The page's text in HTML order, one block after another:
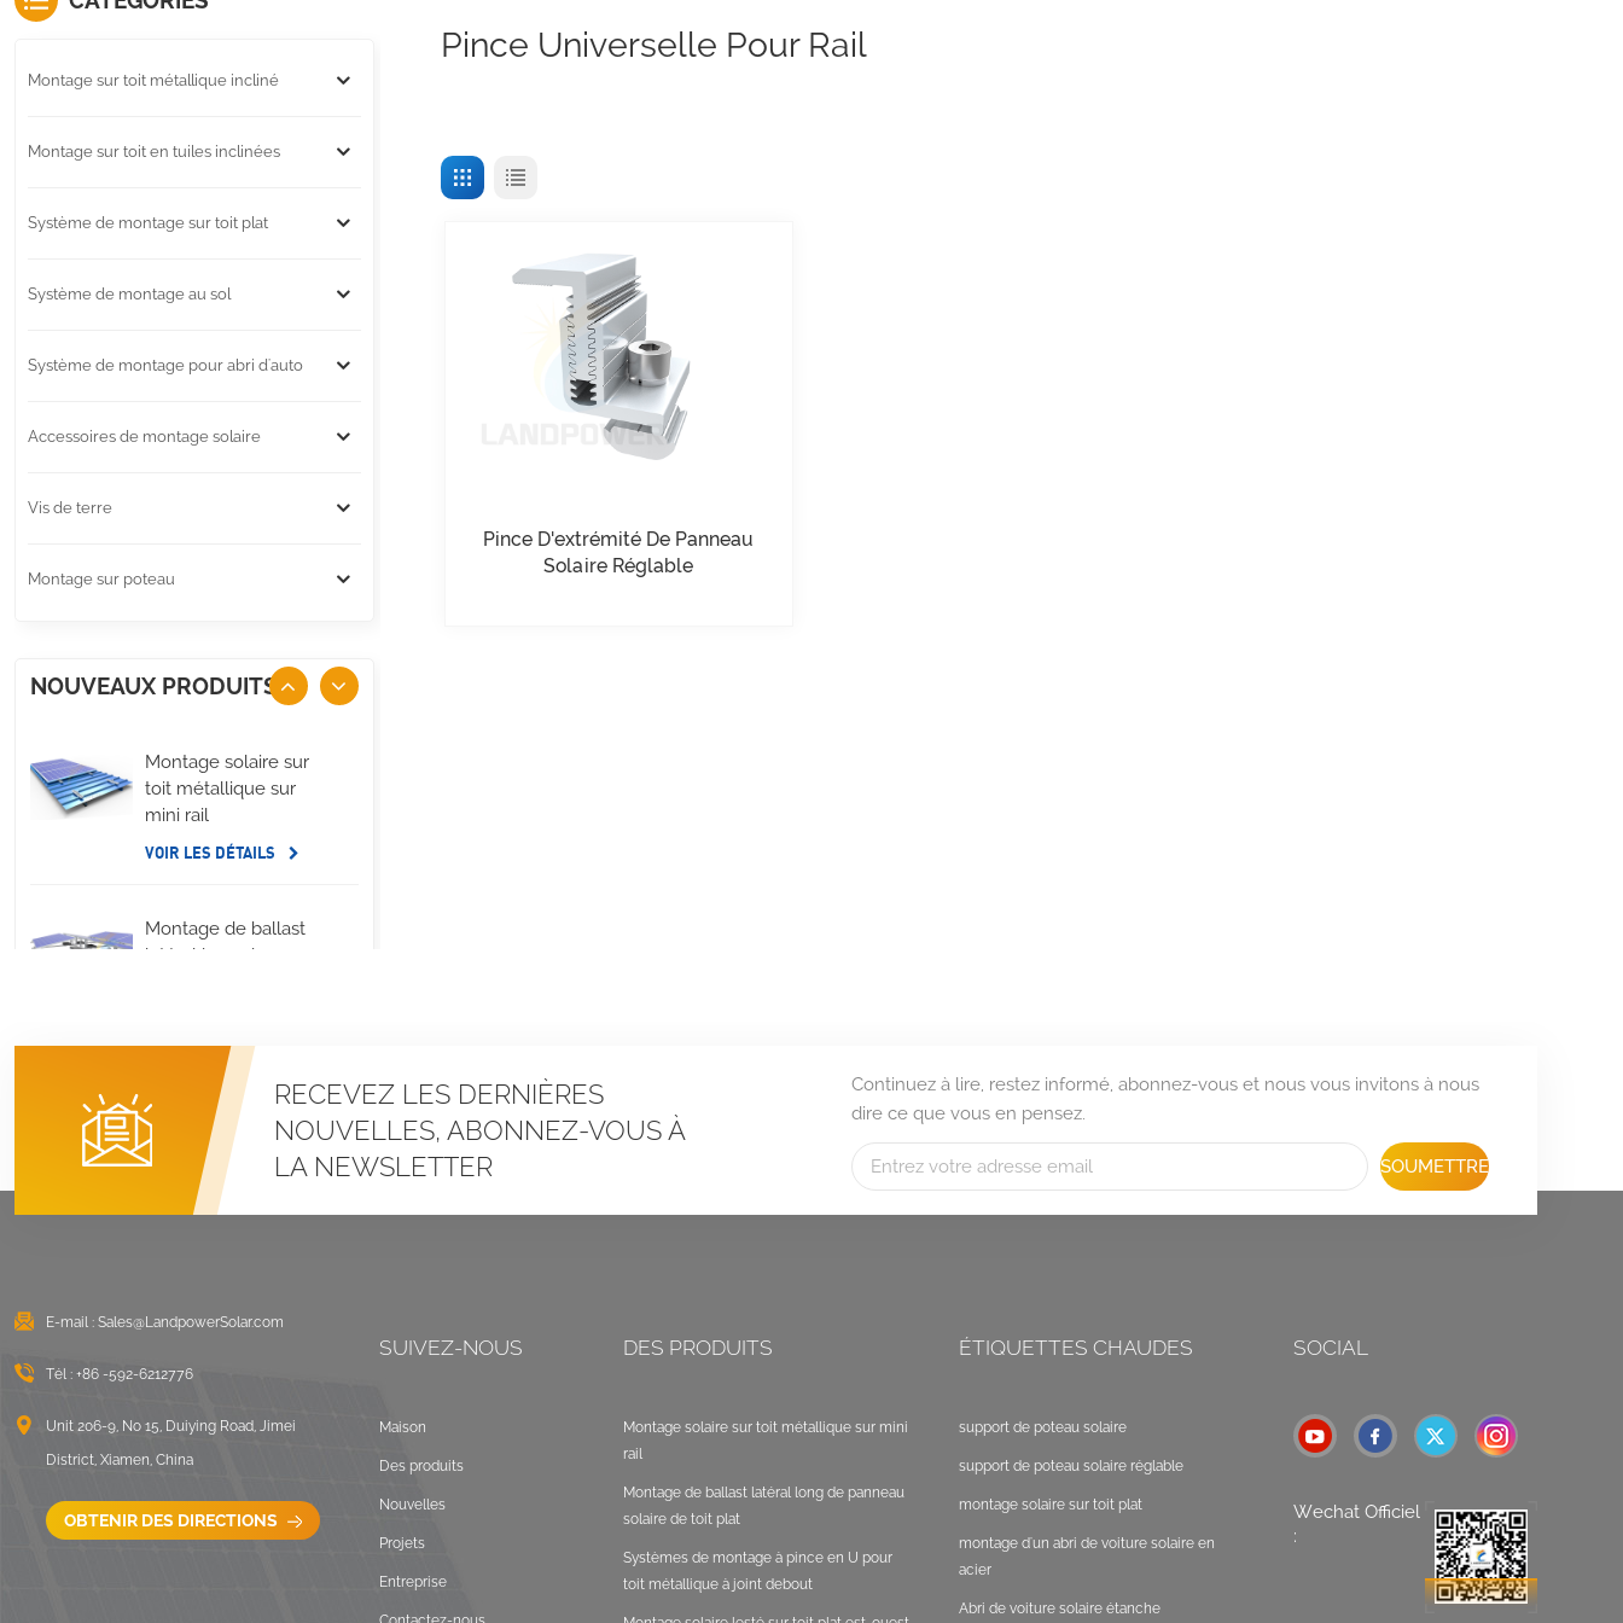
Pince Universelle Pour Rail
Pince D'extrémité De Panneau
Solaire Réglable
Montage sur toit métallique incliné
Montage sur toit en tuiles inclinées
Système de montage sur toit plat
Système de montage au sol
Système de montage pour abri d'auto
Accessoires de montage solaire
Vis de terre
Montage sur poteau
NOUVEAUX PRODUITS
Montage solaire sur
toit métallique sur
mini rail
VOIR LES DÉTAILS
Montage de ballast
latéral long de
Systèmes de
montage à pince en U
pour toit métallique à
joint debout
VOIR LES DÉTAILS
VOIR LES DÉTAILS
montage sur rails
longs pour toit ondulé
RECEVEZ LES DERNIÈRES
NOUVELLES, ABONNEZ-VOUS À
LA NEWSLETTER
Continuez à lire, restez informé, abonnez-vous et nous vous invitons à nous
dire ce que vous en pensez.
SOUMETTRE
E-mail : Sales@LandpowerSolar.com
Tél : +86 -592-6212776
Unit 206-9, No 15, Duiying Road, Jimei
District, Xiamen, China
OBTENIR DES DIRECTIONS
SUIVEZ-NOUS
Maison
Des produits
Nouvelles
Projets
Entreprise
DES PRODUITS
Montage solaire sur toit métallique sur mini
rail
Montage de ballast latéral long de panneau
solaire de toit plat
Systèmes de montage à pince en U pour
toit métallique à joint debout
ÉTIQUETTES CHAUDES
support de poteau solaire
support de poteau solaire réglable
montage solaire sur toit plat
montage d'un abri de voiture solaire en
acier
Abri de voiture solaire étanche
SOCIAL
Wechat Officiel
: